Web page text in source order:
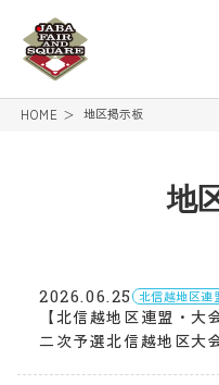
HOME 地区掲示板
地
2026.06.25 北信越地区連
【北信越地区連盟・
二次予選北信越地区大